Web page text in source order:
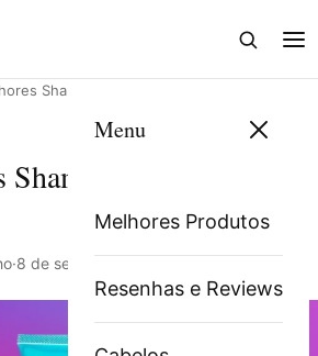
Abrir
Menu
Melhores Produtos
Resenhas e Reviews
Shampoos sem sal de 2025
sem sal de
·8 de setembro de 2023